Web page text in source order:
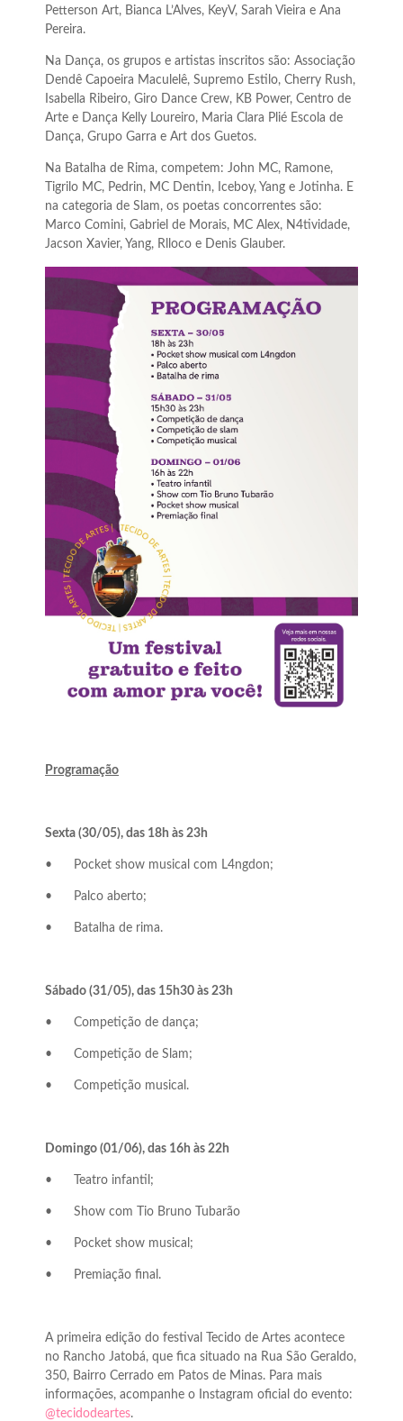
Petterson Art, Bianca L’Alves, KeyV, Sarah Vieira e Ana
Pereira.
Na Dança, os grupos e artistas inscritos são: Associação
Dendê Capoeira Maculelê, Supremo Estilo, Cherry Rush,
Isabella Ribeiro, Giro Dance Crew, KB Power, Centro de
Arte e Dança Kelly Loureiro, Maria Clara Plié Escola de
Dança, Grupo Garra e Art dos Guetos.
Na Batalha de Rima, competem: John MC, Ramone,
Tigrilo MC, Pedrin, MC Dentin, Iceboy, Yang e Jotinha. E
na categoria de Slam, os poetas concorrentes são:
Marco Comini, Gabriel de Morais, MC Alex, N4tividade,
Jacson Xavier, Yang, Rlloco e Denis Glauber.
Programação
Sexta (30/05), das 18h às 23h
• Pocket show musical com L4ngdon;
• Palco aberto;
• Batalha de rima.
Sábado (31/05), das 15h30 às 23h
• Competição de dança;
• Competição de Slam;
• Competição musical.
Domingo (01/06), das 16h às 22h
• Teatro infantil;
• Show com Tio Bruno Tubarão
• Pocket show musical;
• Premiação final.
A primeira edição do festival Tecido de Artes acontece
no Rancho Jatobá, que fica situado na Rua São Geraldo,
350, Bairro Cerrado em Patos de Minas. Para mais
informações, acompanhe o Instagram oficial do evento:
@tecidodeartes.